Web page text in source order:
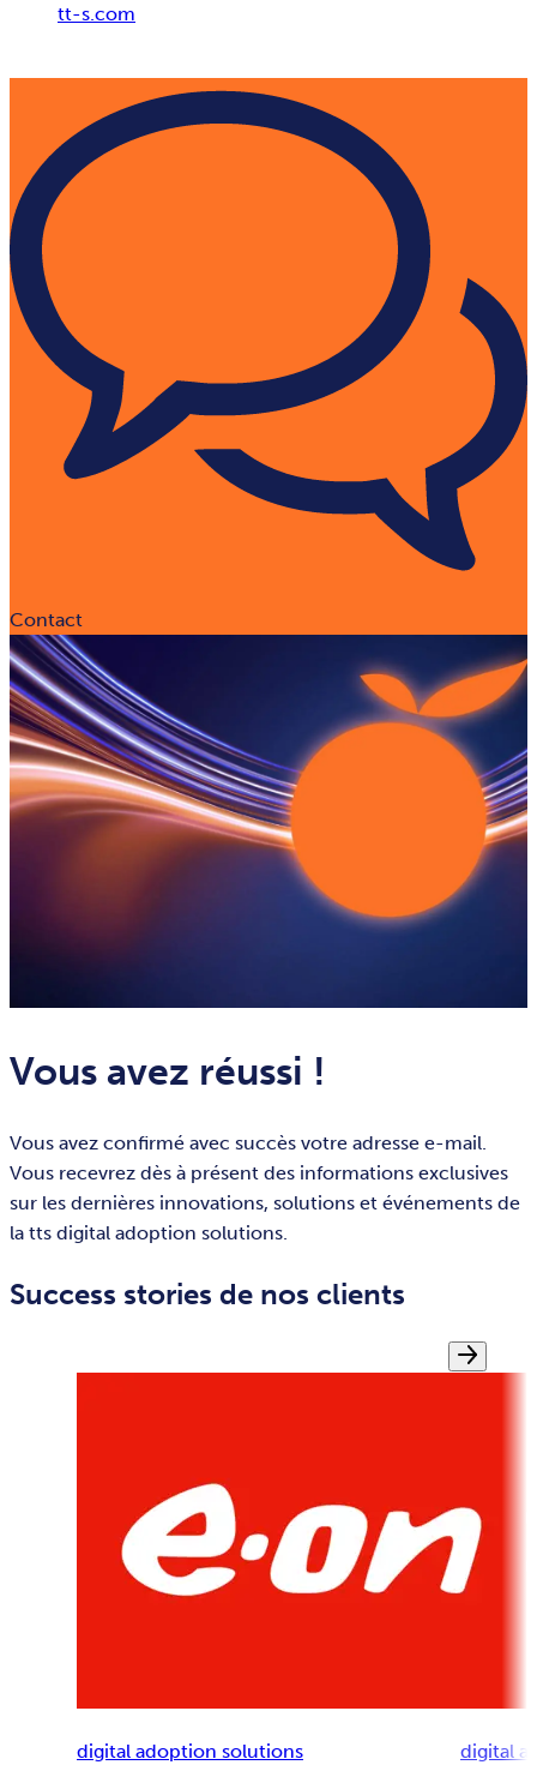
tt-s.com
Contact
Vous avez réussi !
Vous avez confirmé avec succès votre adresse e-mail.
Vous recevrez dès à présent des informations exclusives
sur les dernières innovations, solutions et événements de
la tts digital adoption solutions.
Success stories de nos clients
digital adoption solutions digital